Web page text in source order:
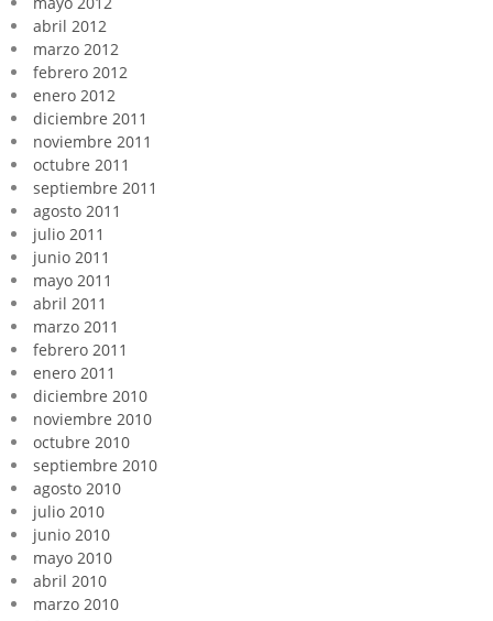
abril 2012
marzo 2012
febrero 2012
enero 2012
diciembre 2011
noviembre 2011
octubre 2011
septiembre 2011
agosto 2011
julio 2011
junio 2011
mayo 2011
abril 2011
marzo 2011
febrero 2011
enero 2011
diciembre 2010
noviembre 2010
octubre 2010
septiembre 2010
agosto 2010
julio 2010
junio 2010
mayo 2010
abril 2010
marzo 2010